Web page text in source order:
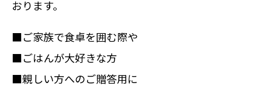
おります。
■ご家族で食卓を囲む際や
■ごはんが大好きな方
■親しい方へのご贈答用に